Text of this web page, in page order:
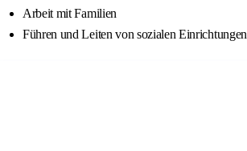
Arbeit mit Familien
Führen und Leiten von sozialen Einrichtungen